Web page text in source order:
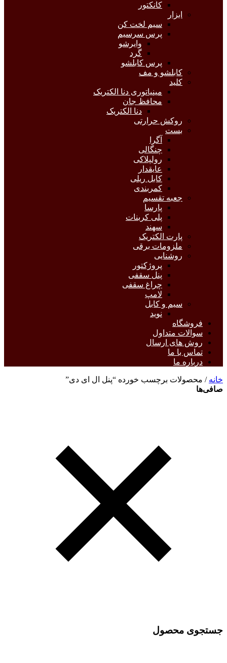
کانکتور
ابزار
سیم لخت کن
پرس سرسیم
وایرشو
گرد
پرس کابلشو
کابلشو و مف
کلید
مینیاتوری دنا الکتریک
محافظ جان
دنا الکتریک
روکش حرارتی
بست
آگرا
چنگالی
رولپلاکی
عایقدار
کابل ریلی
کمربندی
جعبه تقسیم
پارسا
پلی کربنات
سهند
پارت الکتریک
ملزومات برقی
روشنایی
پروژکتور
پنل سقفی
چراغ سقفی
لامپ
سیم و کابل
نوید
فروشگاه
سوالات متداول
روش های ارسال
تماس با ما
درباره ما
خانه / محصولات برچسب خورده “پنل ال ای دی”
صافی‌ها
جستجوی محصول